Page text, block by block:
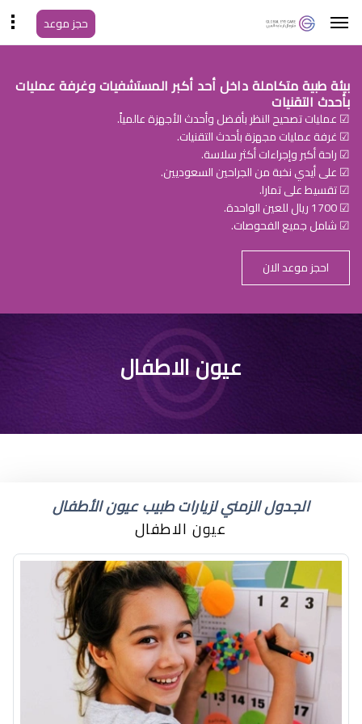
حجز موعد
بيئة طبية متكاملة داخل أحد أكبر المستشفيات وغرفة عمليات
بأحدث التقنيات
☑ عمليات تصحيح النظر بأفضل وأحدث الأجهزة عالمياً.
☑ غرفة عمليات مجهزة بأحدث التقنيات.
☑ راحة أكبر وإجراءات أكثر سلاسة.
☑ على أيدي نخبة من الجراحين السعوديين.
☑ تقسيط على تمارا.
☑ 1700 ريال للعين الواحدة.
☑ شامل جميع الفحوصات.
احجز موعد الان
علاج احمرار عين الاطفال
عيون الاطفال
الجدول الزمني لزيارات طبيب عيون الأطفال
عيون الاطفال